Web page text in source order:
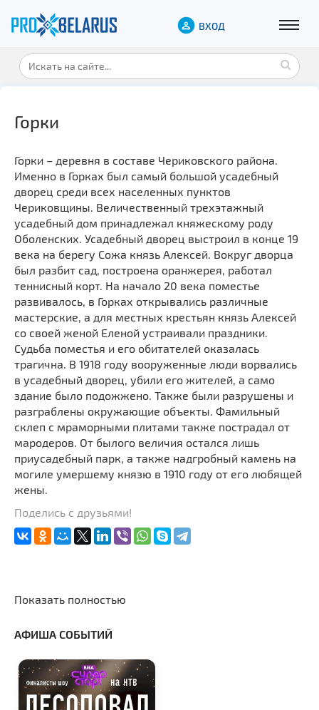
ВХОД
Горки
Горки – деревня в составе Чериковского района.
Именно в Горках был самый большой усадебный
дворец среди всех населенных пунктов
Чериковщины. Величественный трехэтажный
усадебный дом принадлежал княжескому роду
Оболенских. Усадебный дворец выстроил в конце 19
века на берегу Сожа князь Алексей. Вокруг дворца
был разбит сад, построена оранжерея, работал
теннисный корт. На начало 20 века поместье
развивалось, в Горках открывались различные
мастерские, а для местных крестьян князь Алексей
со своей женой Еленой устраивали праздники.
Судьба поместья и его обитателей оказалась
трагична. В 1918 году вооруженные люди ворвались
в усадебный дворец, убили его жителей, а само
здание было подожжено. Также были разрушены и
разграблены окружающие объекты. Фамильный
склеп с мраморными плитами также пострадал от
мародеров. От былого величия остался лишь
приусадебный парк, а также надгробный камень на
могиле умершему князю в 1910 году от его любящей
жены.
Поделись с друзьями!
Показать полностью
АФИША СОБЫТИЙ